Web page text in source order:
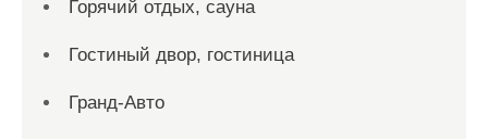
Горячий отдых, сауна
Гостиный двор, гостиница
Гранд-Авто